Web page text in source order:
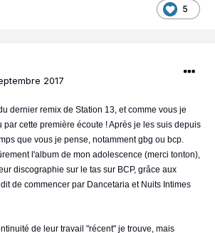
5
2017
dernier remix de Station 13, et comme vous je
par cette première écoute ! Après je les suis depuis
que vous je pense, notamment gbg ou bcp.
l'album de mon adolescence (merci tonton),
discographie sur le tas sur BCP, grâce aux
de commencer par Dancetaria et Nuits Intimes
de leur travail "récent" je trouve, mais